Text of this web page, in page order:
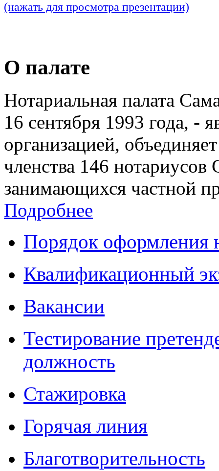
(нажать для просмотра презентации)
О палате
Нотариальная палата
16 сентября 1993 года, -
организацией,
членства 146 нотариусов
занимающихся частной
Подробнее
Порядок оформления
Квалификационный
Вакансии
Тестирование
должность
Стажировка
Горячая линия
Благотворительность